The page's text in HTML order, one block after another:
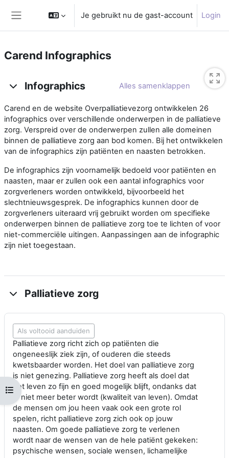
Je gebruikt nu de gast-account Login
Open cursusindex
Carend Infographics
Infographics Alles samenklappen
Carend en de website Overpalliatievezorg ontwikkelen 26
infographics over verschillende onderwerpen in de palliatieve
zorg. Verspreid over de onderwerpen zullen alle domeinen
binnen de palliatieve zorg aan bod komen. Bij het ontwikkelen
van de infographics zijn patiënten en naasten betrokken.
De infographics zijn voornamelijk bedoeld voor patiënten en
naasten, maar er zullen ook een aantal infographics voor
zorgverleners worden ontwikkeld, bijvoorbeeld het
slechtnieuwsgesprek. De infographics kunnen door de
zorgverleners uiteraard vrij gebruikt worden om specifieke
onderwerpen binnen de palliatieve zorg toe te lichten of voor
niet-commerciële uitingen. Aanpassingen aan de infographic
zijn niet toegestaan.
Palliatieve zorg
Als voltooid aanduiden
Palliatieve zorg richt zich op patiënten die
ongeneeslijk ziek zijn, of ouderen die steeds
kwetsbaarder worden. Het doel van palliatieve zorg
is niet genezing. Palliatieve zorg heeft als doel dat
het leven zo fijn en goed mogelijk blijft, ondanks dat
je niet meer beter wordt (kwaliteit van leven). Omdat
de mensen om jou heen vaak ook een grote rol
spelen, richt palliatieve zorg zich ook op jouw
naasten. Om goede palliatieve zorg te verlenen
wordt naar de wensen van de hele patiënt gekeken:
psychische wensen, sociale wensen, lichamelijke